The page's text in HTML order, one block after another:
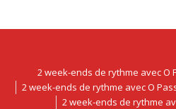
2 week-ends de rythme avec O
2 week-ends de rythme avec O
2 week-ends de rythme